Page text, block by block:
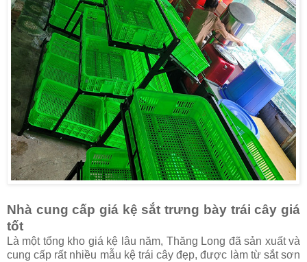
Nhà cung cấp giá kệ sắt trưng bày trái cây giá
tốt
Là một tổng kho giá kệ lâu năm, Thăng Long đã sản xuất và
cung cấp rất nhiều mẫu kệ trái cây đẹp, được làm từ sắt sơn